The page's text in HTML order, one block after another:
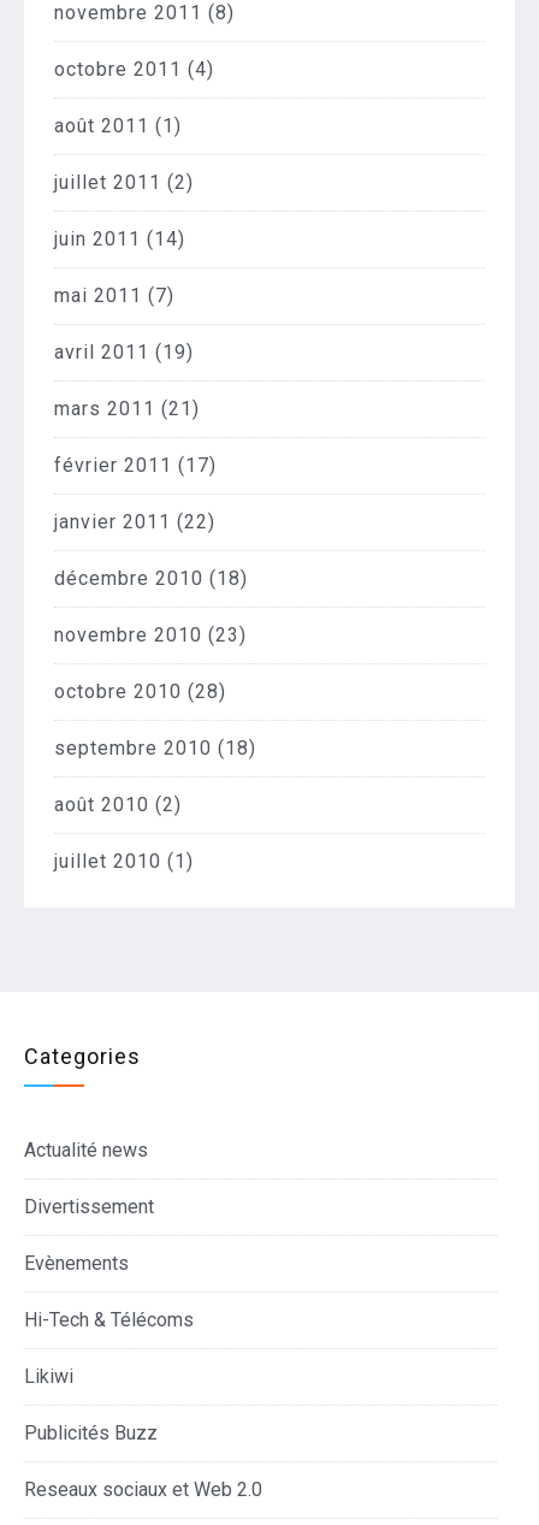
novembre 2011 (8)
octobre 2011 (4)
août 2011 (1)
juillet 2011 (2)
juin 2011 (14)
mai 2011 (7)
avril 2011 (19)
mars 2011 (21)
février 2011 (17)
janvier 2011 (22)
décembre 2010 (18)
novembre 2010 (23)
octobre 2010 (28)
septembre 2010 (18)
août 2010 (2)
juillet 2010 (1)
Categories
Actualité news
Divertissement
Evènements
Hi-Tech & Télécoms
Likiwi
Publicités Buzz
Reseaux sociaux et Web 2.0